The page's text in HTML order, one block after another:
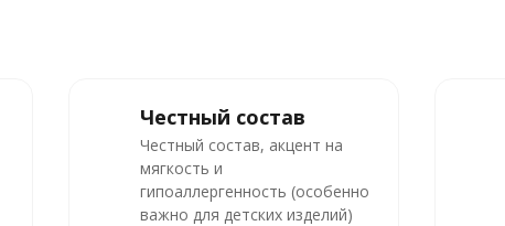
Честный состав
Честный состав, акцент на
мягкость и
гипоаллергенность (особенно
важно для детских изделий)